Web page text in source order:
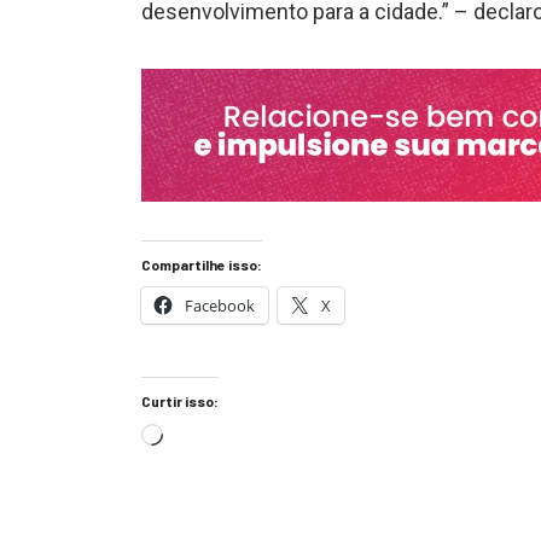
desenvolvimento para a cidade.” –
Compartilhe isso:
Facebook X
Curtir isso: